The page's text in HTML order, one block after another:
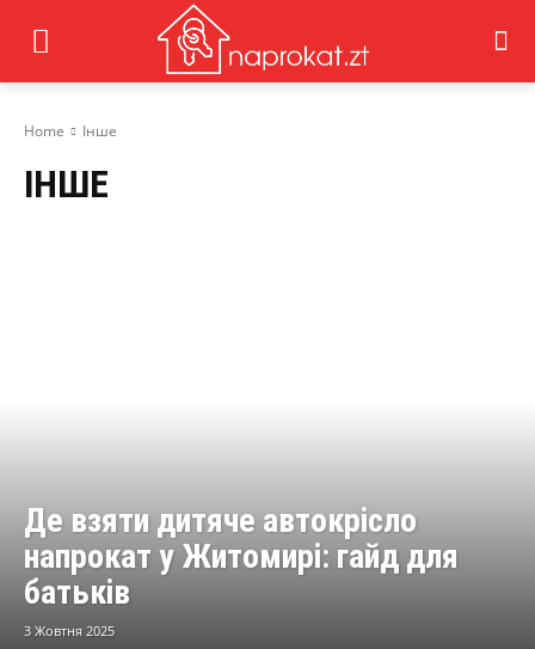
Home Інше
ІНШЕ
Де взяти дитяче автокрісло
напрокат у Житомирі: гайд для
батьків
3 Жовтня 2025